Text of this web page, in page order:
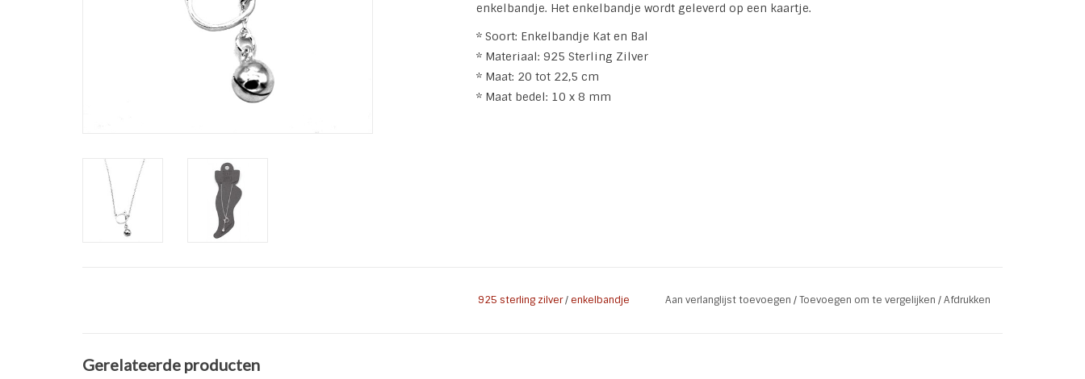
enkelbandje. Het enkelbandje wordt geleverd op een kaartje.
* Soort: Enkelbandje Kat en Bal
* Materiaal: 925 Sterling Zilver
* Maat: 20 tot 22,5 cm
* Maat bedel: 10 x 8 mm
925 sterling zilver/ enkelbandje Aan verlanglijst toevoegen /Toevoegen om te vergelijken /Afdrukken
Gerelateerde producten